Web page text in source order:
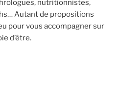
nutritionnistes,
Autant de propositions
pour vous accompagner sur
d’être.